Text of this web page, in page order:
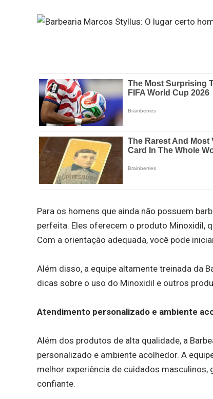
Para os homens que ainda não possuem
perfeita. Eles oferecem o produto Minoxidil,
Com a orientação adequada, você pode
Além disso, a equipe altamente treinada da
dicas sobre o uso do Minoxidil e outros
Atendimento personalizado e ambiente
Além dos produtos de alta qualidade, a
personalizado e ambiente acolhedor. A
melhor experiência de cuidados masculinos,
confiante.